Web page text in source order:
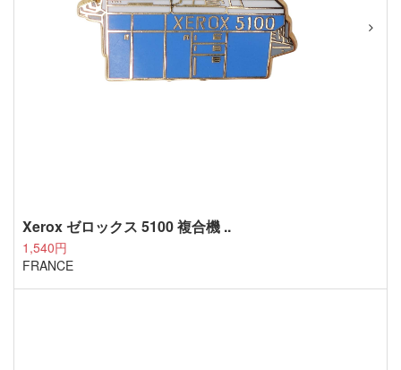
Xerox ゼロックス 5100 複合機 ..
1,540円
FRANCE